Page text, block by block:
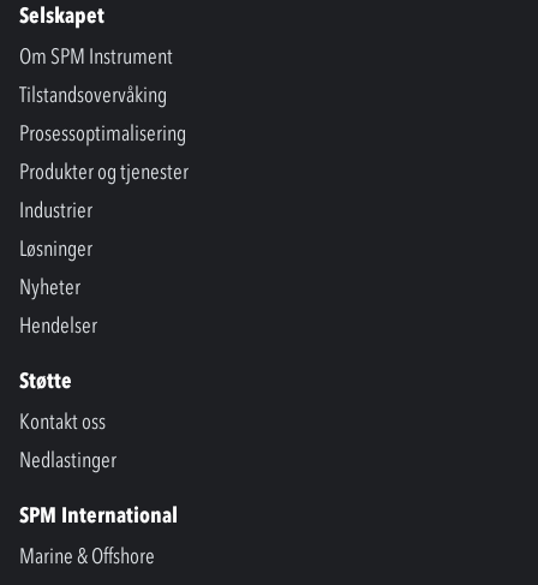
Selskapet
Om SPM Instrument
Tilstandsovervåking
Prosessoptimalisering
Produkter og tjenester
Industrier
Løsninger
Nyheter
Hendelser
Støtte
Kontakt oss
Nedlastinger
SPM International
Marine & Offshore